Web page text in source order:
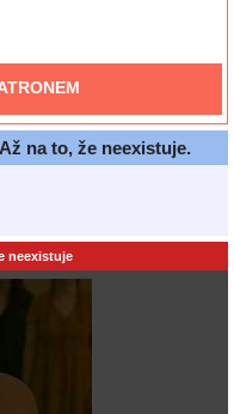
na to, že neexistuje.
neexistuje